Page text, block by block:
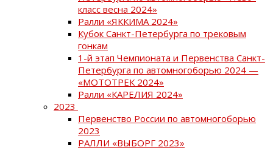
класс весна 2024»
Ралли «ЯККИМА 2024»
Кубок Санкт-Петербурга по трековым
гонкам
1-й этап Чемпионата и Первенства Санкт-
Петербурга по автомногоборью 2024 —
«МОТОТРЕК 2024»
Ралли «КАРЕЛИЯ 2024»
2023
Первенство России по автомногоборью
2023
РАЛЛИ «ВЫБОРГ 2023»